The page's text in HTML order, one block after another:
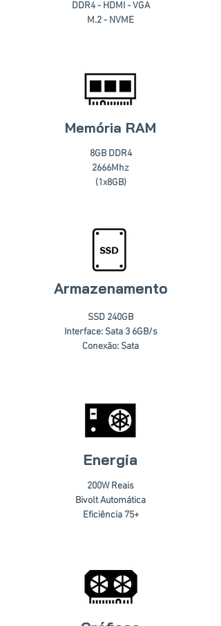
DDR4 - HDMI - VGA
M.2 - NVME
Memória RAM
8GB DDR4
2666Mhz
(1x8GB)
Armazenamento
SSD 240GB
Interface: Sata 3 6GB/s
Conexão: Sata
Energia
200W Reais
Bivolt Automática
Eficiência 75+